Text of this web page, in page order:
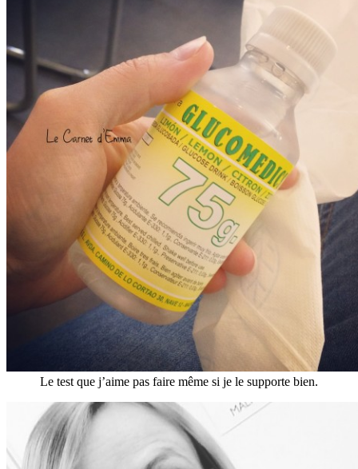
Le test que j’aime pas faire même si je le supporte bien.